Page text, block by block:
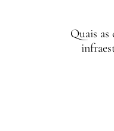
Quais